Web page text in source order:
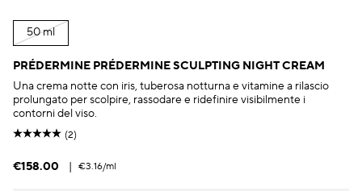
50 ml
PRÉDERMINE PRÉDERMINE SCULPTING NIGHT CREAM
Una crema notte con iris, tuberosa notturna e vitamine a rilascio
prolungato per scolpire, rassodare e ridefinire visibilmente i
contorni del viso.
(2)
€158.00 | €3.16/ml